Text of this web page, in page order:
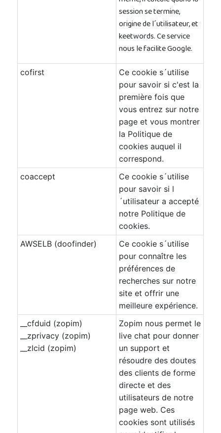
session se termine,
origine de l´utilisateur, et
keetwords. Ce service
nous le facilite Google.
cofirst
Ce cookie s´utilise
pour savoir si c'est la
première fois que
vous entrez sur notre
page et vous montrer
la Politique de
cookies auquel il
correspond.
coaccept
Ce cookie s´utilise
pour savoir si l
´utilisateur a accepté
notre Politique de
cookies.
AWSELB (doofinder)
Ce cookie s´utilise
pour connaître les
préférences de
recherches sur notre
site et offrir une
meilleure expérience.
__cfduid (zopim)
__zprivacy (zopim)
__zlcid (zopim)
Zopim nous permet le
live chat pour donner
un support et
résoudre des doutes
des clients de forme
directe et des
utilisateurs de notre
page web. Ces
cookies sont utilisés